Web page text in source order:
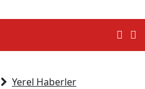
Yerel Haberler